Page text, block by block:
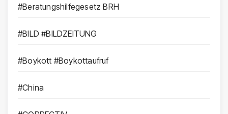
#Beratungshilfegesetz BRH
#BILD #BILDZEITUNG
#Boykott #Boykottaufruf
#China